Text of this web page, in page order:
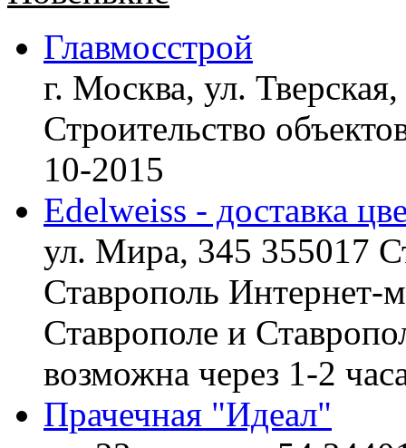
Главмосстрой
г. Москва, ул.
Строительство
10-2015
Edelweiss - доставка
ул. Мира, 345 355017
Ставрополь Интернет-
Ставрополе и
возможна через 1-2
Прачечная "Идеал"